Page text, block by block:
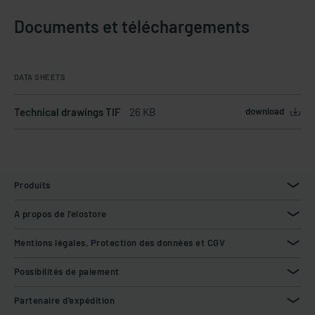
Documents et téléchargements
DATA SHEETS
Technical drawings TIF 26 KB download
Produits
A propos de l'elostore
Mentions légales, Protection des données et CGV
Possibilités de paiement
Partenaire d'expédition